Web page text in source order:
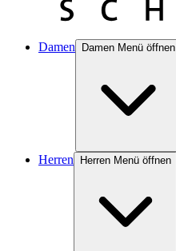
Damen Damen Menü öffnen
Herren Herren Menü öffnen